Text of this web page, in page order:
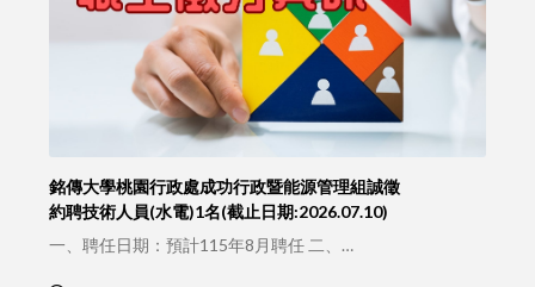
銘傳大學桃園行政處成功行政暨能源管理組誠徵
約聘技術人員(水電)1名(截止日期:2026.07.10)
一、聘任日期：預計115年8月聘任 二、…